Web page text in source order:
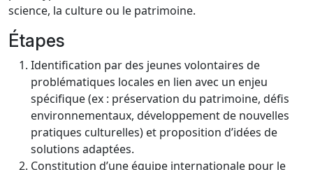
science, la culture ou le patrimoine.
Étapes
Identification par des jeunes volontaires de
problématiques locales en lien avec un enjeu
spécifique (ex : préservation du patrimoine, défis
environnementaux, développement de nouvelles
pratiques culturelles) et proposition d’idées de
solutions adaptées.
Constitution d’une équipe internationale pour le